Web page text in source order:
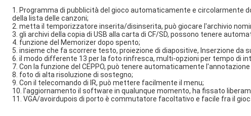
1. Programma di pubblicità del gioco automaticamente e circolarmente
della lista delle canzoni;
2. metta il temporizzatore inserita/disinserita, può giocare l'archivio
3. gli archivi della copia di USB alla carta di CF/SD, possono tenere
4. funzione del Memorizer dopo spento;
5. insieme che fa scorrere testo, proiezione di diapositive, Inserzione da
6. il modo differente 13 per la foto rinfresca, multi-opzioni per tempo di
7. Con la funzione del CEPPO, può tenere automaticamente l'annotazione
8. foto di alta risoluzione di sostegno;
9. Con il telecomando di IR, può mettere facilmente il menu;
10. l'aggiornamento il software in qualunque momento, ha fissato
11. VGA/avoirdupois di porto è commutatore facoltativo e facile fra il